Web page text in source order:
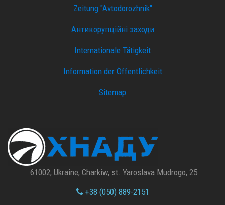
Zeitung "Avtodorozhnik"
Антикорупційні заходи
Internationale Tätigkeit
Information der Öffentlichkeit
Sitemap
61002, Ukraine, Charkiw, st. Yaroslava Mudrogo, 25
+38 (050) 889-2151